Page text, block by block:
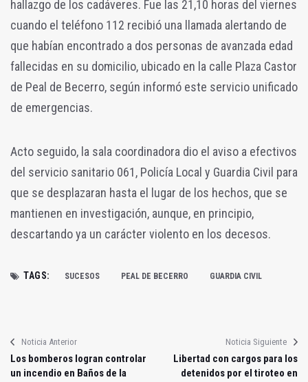
hallazgo de los cadáveres. Fue las 21,10 horas del viernes
cuando el teléfono 112 recibió una llamada alertando de
que habían encontrado a dos personas de avanzada edad
fallecidas en su domicilio, ubicado en la calle Plaza Castor
de Peal de Becerro, según informó este servicio unificado
de emergencias.
Acto seguido, la sala coordinadora dio el aviso a efectivos
del servicio sanitario 061, Policía Local y Guardia Civil para
que se desplazaran hasta el lugar de los hechos, que se
mantienen en investigación, aunque, en principio,
descartando ya un carácter violento en los decesos.
TAGS: SUCESOS PEAL DE BECERRO GUARDIA CIVIL
Noticia Anterior
Los bomberos logran controlar
un incendio en Baños de la
Noticia Siguiente
Libertad con cargos para los
detenidos por el tiroteo en